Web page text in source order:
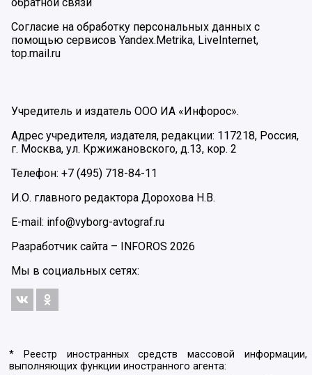
Согласие на обработку персональных данных с
помощью сервисов Yandex.Metrika, LiveInternet,
top.mail.ru
Учредитель и издатель ООО ИА «Инфорос».
Адрес учредителя, издателя, редакции: 117218, Россия,
г. Москва, ул. Кржижановского, д.13, кор. 2
Телефон: +7 (495) 718-84-11
И.О. главного редактора Дорохова Н.В.
E-mail: info@vyborg-avtograf.ru
Разработчик сайта –
INFOROS 2026
Мы в социальных сетях:
* Реестр иностранных средств массовой информации,
выполняющих функции иностранного агента: